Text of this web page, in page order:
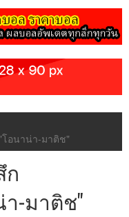
อนาน่า-มาติช"
ก
-มาติช"